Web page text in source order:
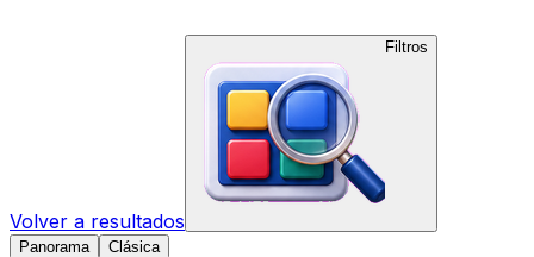
Volver a resultados
Filtros
Panorama Clásica